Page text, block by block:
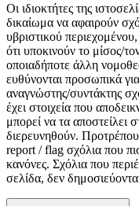
Οι ιδιοκτήτες της
δικαίωμα να αφαιρούν
υβριστικού
ότι υποκινούν το μίσος/
οποιαδήποτε άλλη
ευθύνονται προσωπικά
αναγνώστης/συντάκτης
έχει στοιχεία που
μπορεί να τα αποστείλει
διερευνηθούν.
report / flag σχόλια που
κανόνες. Σχόλια που
σελίδα, δεν